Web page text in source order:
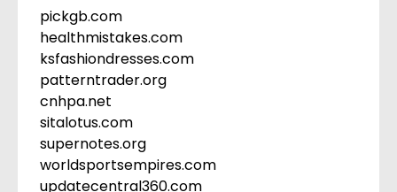
pickgb.com
healthmistakes.com
ksfashiondresses.com
patterntrader.org
cnhpa.net
sitalotus.com
supernotes.org
worldsportsempires.com
updatecentral360.com